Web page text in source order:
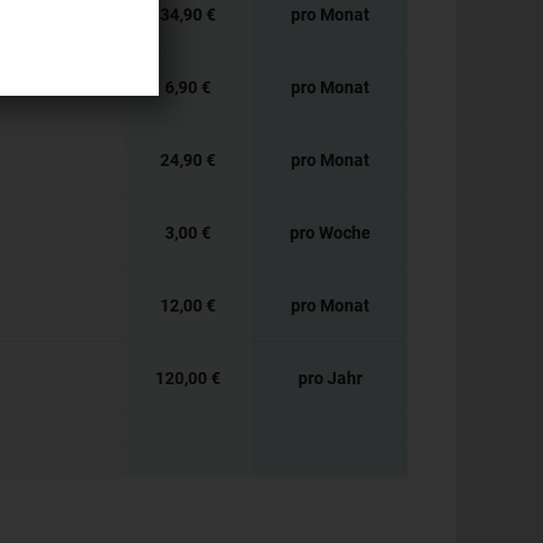
34,90 € pro Monat
6,90 € pro Monat
24,90 € pro Monat
3,00 € pro Woche
12,00 € pro Monat
120,00 € pro Jahr